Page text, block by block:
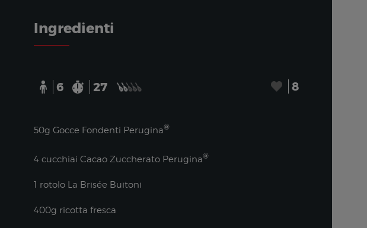
Ingredienti
6 27 8
50g Gocce Fondenti Perugina®
4 cucchiai Cacao Zuccherato Perugina®
1 rotolo La Brisée Buitoni
400g ricotta fresca